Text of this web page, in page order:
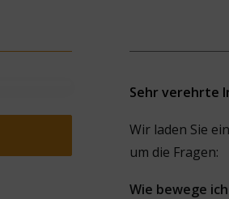
Sehr verehrte
Wir laden Sie
um die Fragen:
Wie bewege ich